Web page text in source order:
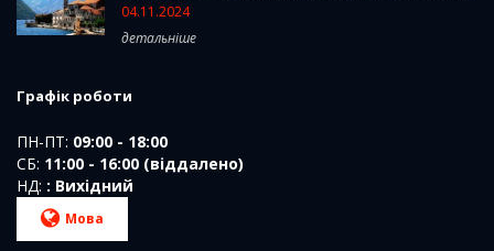
04.11.2024
детальніше
Графік роботи
ПН-ПТ: 09:00 - 18:00
СБ: 11:00 - 16:00 (віддалено)
НД: : Вихідний
Мова